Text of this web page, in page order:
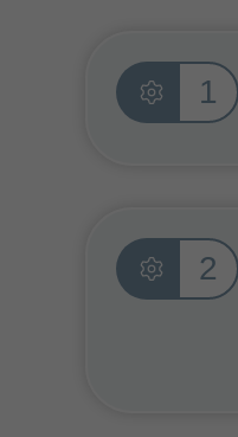
1
2